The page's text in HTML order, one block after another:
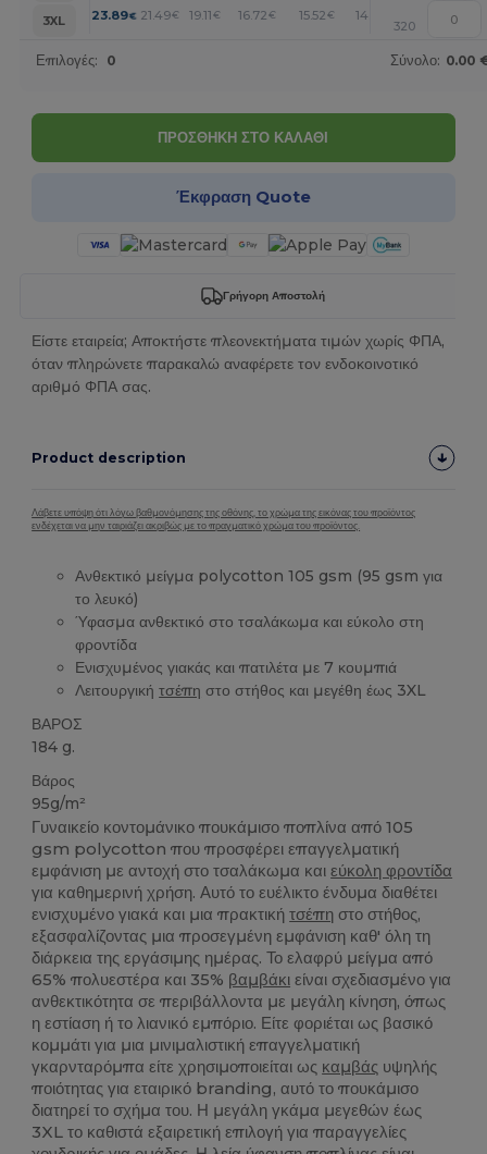
3XL
23.89€ 21.49€ 19.11 € 16.72€ 15.52 € 14.33
320
Επιλογές: 0 Σύνολο: 0.00
ΠΡΟΣΘΗΚΗ ΣΤΟ ΚΑΛΑΘΙ
Έκφραση Quote
Γρήγορη Αποστολή
Είστε εταιρεία; Αποκτήστε πλεονεκτήματα τιμών χωρίς ΦΠΑ,
όταν πληρώνετε παρακαλώ αναφέρετε τον ενδοκοινοτικό
αριθμό ΦΠΑ σας.
Product description
Λάβετε υπόψη ότι λόγω βαθμονόμησης της οθόνης, το χρώμα της εικόνας του προϊόντος
ενδέχεται να μην ταιριάζει ακριβώς με το πραγματικό χρώμα του προϊόντος.
Ανθεκτικό μείγμα polycotton 105 gsm (95 gsm για
το λευκό)
Ύφασμα ανθεκτικό στο τσαλάκωμα και εύκολο στη
φροντίδα
Ενισχυμένος γιακάς και πατιλέτα με 7 κουμπιά
Λειτουργικήτσέπη στο στήθος και μεγέθη έως 3XL
ΒΑΡΟΣ
184 g.
Βάρος
95g/m²
Γυναικείο κοντομάνικο πουκάμισο ποπλίνα από 105
gsm polycotton που προσφέρει επαγγελματική
εμφάνιση με αντοχή στο τσαλάκωμα καιεύκολη φροντίδα
για καθημερινή χρήση. Αυτό το ευέλικτο ένδυμα διαθέτει
ενισχυμένο γιακά και μια πρακτικήτσέπη στο στήθος,
εξασφαλίζοντας μια προσεγμένη εμφάνιση καθ' όλη τη
διάρκεια της εργάσιμης ημέρας. Το ελαφρύ μείγμα από
65% πολυεστέρα και 35% βαμβάκι είναι σχεδιασμένο για
ανθεκτικότητα σε περιβάλλοντα με μεγάλη κίνηση, όπως
η εστίαση ή το λιανικό εμπόριο. Είτε φοριέται ως βασικό
κομμάτι για μια μινιμαλιστική επαγγελματική
γκαρνταρόμπα είτε χρησιμοποιείται ως καμβάς υψηλής
ποιότητας για εταιρικό branding, αυτό το πουκάμισο
διατηρεί το σχήμα του. Η μεγάλη γκάμα μεγεθών έως
3XL το καθιστά εξαιρετική επιλογή για παραγγελίες